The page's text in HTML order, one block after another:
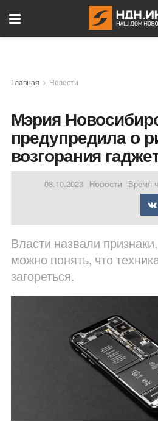
Главная Новости
Мэрия
предупредила о
возгорания
08.10.2023 Новости Время
Власти назвали
можно понять, что
загореться.